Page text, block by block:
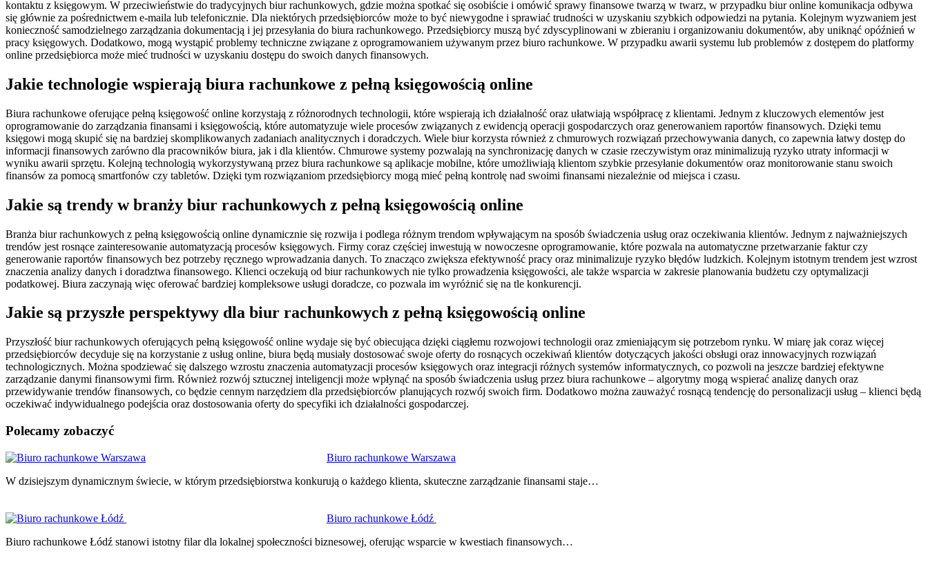
kontaktu z księgowym. W przeciwieństwie do tradycyjnych biur rachunkowych, gdzie można spotkać się osobiście i omówić sprawy finansowe twarzą w twarz, w przypadku biur online komunikacja odbywa
się głównie za pośrednictwem e-maila lub telefonicznie. Dla niektórych przedsiębiorców może to być niewygodne i sprawiać trudności w uzyskaniu szybkich odpowiedzi na pytania. Kolejnym wyzwaniem jest
konieczność samodzielnego zarządzania dokumentacją i jej przesyłania do biura rachunkowego. Przedsiębiorcy muszą być zdyscyplinowani w zbieraniu i organizowaniu dokumentów, aby uniknąć opóźnień w
pracy księgowych. Dodatkowo, mogą wystąpić problemy techniczne związane z oprogramowaniem używanym przez biuro rachunkowe. W przypadku awarii systemu lub problemów z dostępem do platformy
online przedsiębiorca może mieć trudności w uzyskaniu dostępu do swoich danych finansowych.
Jakie technologie wspierają biura rachunkowe z pełną księgowością online
Biura rachunkowe oferujące pełną księgowość online korzystają z różnorodnych technologii, które wspierają ich działalność oraz ułatwiają współpracę z klientami. Jednym z kluczowych elementów jest
oprogramowanie do zarządzania finansami i księgowością, które automatyzuje wiele procesów związanych z ewidencją operacji gospodarczych oraz generowaniem raportów finansowych. Dzięki temu
księgowi mogą skupić się na bardziej skomplikowanych zadaniach analitycznych i doradczych. Wiele biur korzysta również z chmurowych rozwiązań przechowywania danych, co zapewnia łatwy dostęp do
informacji finansowych zarówno dla pracowników biura, jak i dla klientów. Chmurowe systemy pozwalają na synchronizację danych w czasie rzeczywistym oraz minimalizują ryzyko utraty informacji w
wyniku awarii sprzętu. Kolejną technologią wykorzystywaną przez biura rachunkowe są aplikacje mobilne, które umożliwiają klientom szybkie przesyłanie dokumentów oraz monitorowanie stanu swoich
finansów za pomocą smartfonów czy tabletów. Dzięki tym rozwiązaniom przedsiębiorcy mogą mieć pełną kontrolę nad swoimi finansami niezależnie od miejsca i czasu.
Jakie są trendy w branży biur rachunkowych z pełną księgowością online
Branża biur rachunkowych z pełną księgowością online dynamicznie się rozwija i podlega różnym trendom wpływającym na sposób świadczenia usług oraz oczekiwania klientów. Jednym z najważniejszych
trendów jest rosnące zainteresowanie automatyzacją procesów księgowych. Firmy coraz częściej inwestują w nowoczesne oprogramowanie, które pozwala na automatyczne przetwarzanie faktur czy
generowanie raportów finansowych bez potrzeby ręcznego wprowadzania danych. To znacząco zwiększa efektywność pracy oraz minimalizuje ryzyko błędów ludzkich. Kolejnym istotnym trendem jest wzrost
znaczenia analizy danych i doradztwa finansowego. Klienci oczekują od biur rachunkowych nie tylko prowadzenia księgowości, ale także wsparcia w zakresie planowania budżetu czy optymalizacji
podatkowej. Biura zaczynają więc oferować bardziej kompleksowe usługi doradcze, co pozwala im wyróżnić się na tle konkurencji.
Jakie są przyszłe perspektywy dla biur rachunkowych z pełną księgowością online
Przyszłość biur rachunkowych oferujących pełną księgowość online wydaje się być obiecująca dzięki ciągłemu rozwojowi technologii oraz zmieniającym się potrzebom rynku. W miarę jak coraz więcej
przedsiębiorców decyduje się na korzystanie z usług online, biura będą musiały dostosować swoje oferty do rosnących oczekiwań klientów dotyczących jakości obsługi oraz innowacyjnych rozwiązań
technologicznych. Można spodziewać się dalszego wzrostu znaczenia automatyzacji procesów księgowych oraz integracji różnych systemów informatycznych, co pozwoli na jeszcze bardziej efektywne
zarządzanie danymi finansowymi firm. Również rozwój sztucznej inteligencji może wpłynąć na sposób świadczenia usług przez biura rachunkowe – algorytmy mogą wspierać analizę danych oraz
przewidywanie trendów finansowych, co będzie cennym narzędziem dla przedsiębiorców planujących rozwój swoich firm. Dodatkowo można zauważyć rosnącą tendencję do personalizacji usług – klienci będą
oczekiwać indywidualnego podejścia oraz dostosowania oferty do specyfiki ich działalności gospodarczej.
Polecamy zobaczyć
Biuro rachunkowe Warszawa
W dzisiejszym dynamicznym świecie, w którym przedsiębiorstwa konkurują o każdego klienta, skuteczne zarządzanie finansami staje…
Biuro rachunkowe Łódź
Biuro rachunkowe Łódź stanowi istotny filar dla lokalnej społeczności biznesowej, oferując wsparcie w kwestiach finansowych…
Nawigacja
wpisu